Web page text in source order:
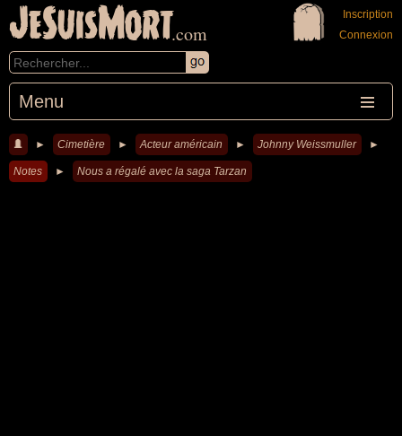
JeSuisMort.com
Menu
Inscription
Connexion
► Cimetière ► Acteur américain ► Johnny Weissmuller ►
Notes ► Nous a régalé avec la saga Tarzan